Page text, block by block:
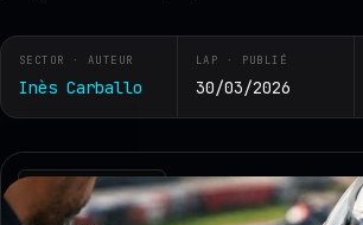
SECTOR · AUTEUR
Inès Carballo
LAP · PUBLIÉ
30/03/2026
RZ · TELEMETRY